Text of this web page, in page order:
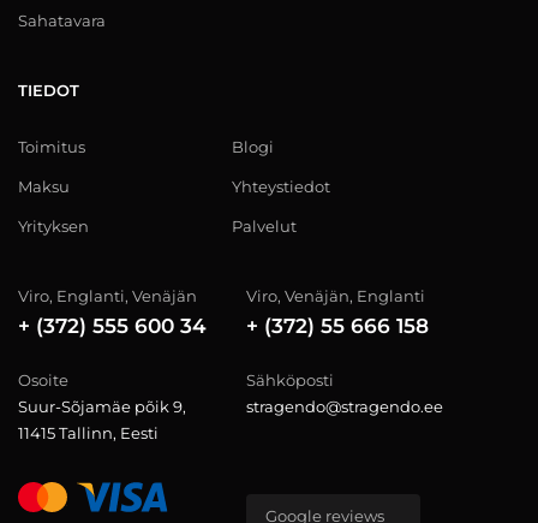
Sahatavara
TIEDOT
Toimitus
Maksu
Yrityksen
Blogi
Yhteystiedot
Palvelut
Viro, Englanti, Venäjän
+ (372) 555 600 34
Viro, Venäjän, Englanti
+ (372) 55 666 158
Osoite
Suur-Sõjamäe põik 9,
11415 Tallinn, Eesti
Sähköposti
stragendo@stragendo.ee
Google reviews